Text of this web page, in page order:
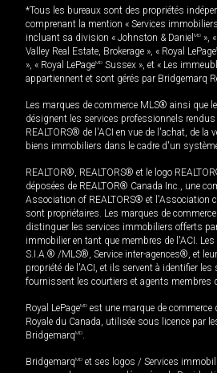
*Tous les bureaux sont des propriétés
comprenant la mention « Services
incluant sa division « Johnston & Daniel MD »,
Valley Real Estate, Brokerage », « Royal LePage
», « Royal LePageMD Sussex », et « Les
appartiennent et sont gérés par Bridgemarq
Les marques de commerce MLS® ainsi que
désignent les services professionnels
REALTORS® de l'ACI en vue de l'achat, de la
biens immobiliers dans le cadre d'un
REALTOR®, REALTORS® et le logo
déposées de REALTOR® Canada Inc., une
Association of REALTORS® et l'Association
sont propriétaires. Les marques de
distinguer les services immobiliers offerts
immobilier en tant que membres de l'ACI.
S.I.A.® /MLS®, Service inter-agences®, et
propriété de l'ACI, et ils servent à identifier
fournissent les courtiers et agents membres
Royal LePageMD est une marque de commerce
Royale du Canada, utilisée sous licence par
BridgemarqMD.
BridgemarqMD et ses logos / Services